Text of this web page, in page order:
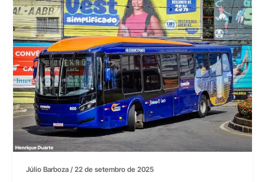
Júlio Barboza/22 de setembro de 2025